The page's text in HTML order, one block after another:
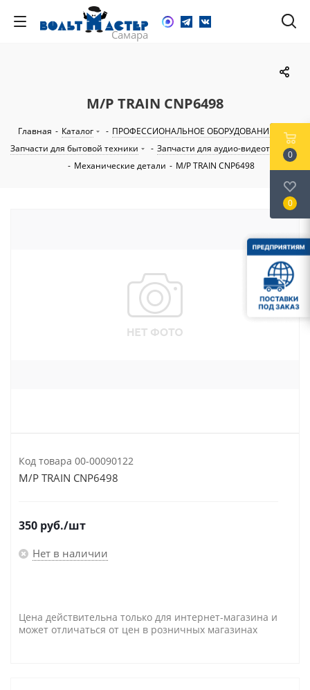
M/P TRAIN CNP6498
Главная - Каталог - ПРОФЕССИОНАЛЬНОЕ ОБОРУДОВАНИЕ
-
Запчасти для бытовой техники
- Запчасти для аудио-видеотехники
- Механические детали - M/P TRAIN CNP6498
Код товара 00-00090122
M/P TRAIN CNP6498
350 руб./шт
Нет в наличии
Цена действительна только для интернет-магазина и
может отличаться от цен в розничных магазинах
0
0